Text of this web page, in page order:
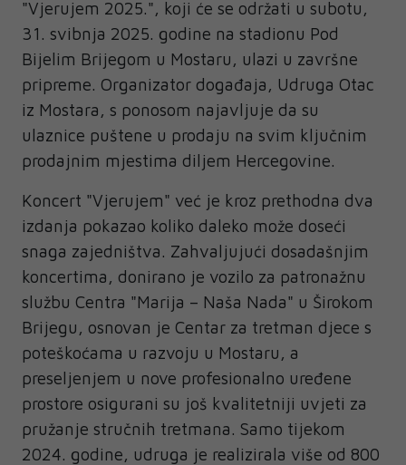
"Vjerujem 2025.", koji će se održati u subotu,
31. svibnja 2025. godine na stadionu Pod
Bijelim Brijegom u Mostaru, ulazi u završne
pripreme. Organizator događaja, Udruga Otac
iz Mostara, s ponosom najavljuje da su
ulaznice puštene u prodaju na svim ključnim
prodajnim mjestima diljem Hercegovine.
Koncert "Vjerujem" već je kroz prethodna dva
izdanja pokazao koliko daleko može doseći
snaga zajedništva. Zahvaljujući dosadašnjim
koncertima, donirano je vozilo za patronažnu
službu Centra "Marija – Naša Nada" u Širokom
Brijegu, osnovan je Centar za tretman djece s
poteškoćama u razvoju u Mostaru, a
preseljenjem u nove profesionalno uređene
prostore osigurani su još kvalitetniji uvjeti za
pružanje stručnih tretmana. Samo tijekom
2024. godine, udruga je realizirala više od 800